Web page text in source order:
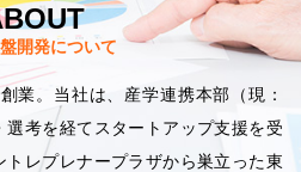
開発について
業。当社は、産学連携本部（現：
考を経てスタートアップ支援を受
レプレナープラザから巣立った東